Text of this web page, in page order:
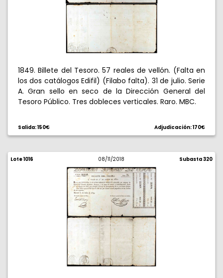
1849. Billete del Tesoro. 57 reales de vellón. (Falta en
los dos catálogos Edifil) (Filabo falta). 31 de julio. Serie
A. Gran sello en seco de la Dirección General del
Tesoro Público. Tres dobleces verticales. Raro. MBC.
Salida: 150€ Adjudicación: 170€
Lote 1016 08/11/2018 Subasta 320